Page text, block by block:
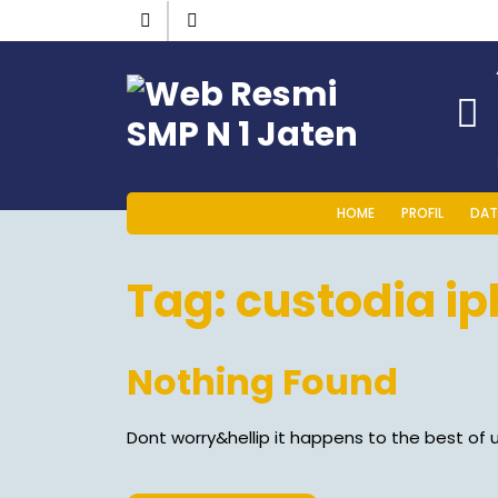
HOME PROFIL
Tag:custodia
Nothing Found
Dont worry&hellip it happens to the best of